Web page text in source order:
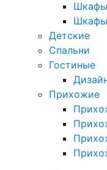
Шкафы
Детские
Спальни
Гостиные
Прихожие